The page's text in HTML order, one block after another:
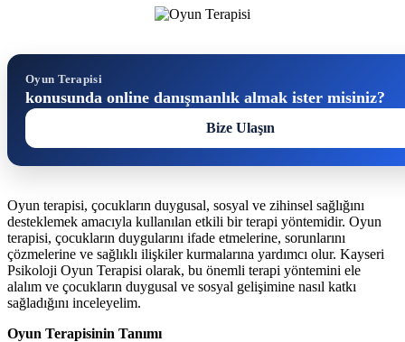
Oyun Terapisi
konusunda online danışmanlık almak ister misiniz?
Bize Ulaşın
Oyun terapisi, çocukların duygusal, sosyal ve zihinsel sağlığını
desteklemek amacıyla kullanılan etkili bir terapi yöntemidir. Oyun
terapisi, çocukların duygularını ifade etmelerine, sorunlarını
çözmelerine ve sağlıklı ilişkiler kurmalarına yardımcı olur. Kayseri
Psikoloji Oyun Terapisi olarak, bu önemli terapi yöntemini ele
alalım ve çocukların duygusal ve sosyal gelişimine nasıl katkı
sağladığını inceleyelim.
Oyun Terapisinin Tanımı